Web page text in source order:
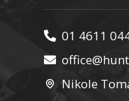
01 4611
Nikole